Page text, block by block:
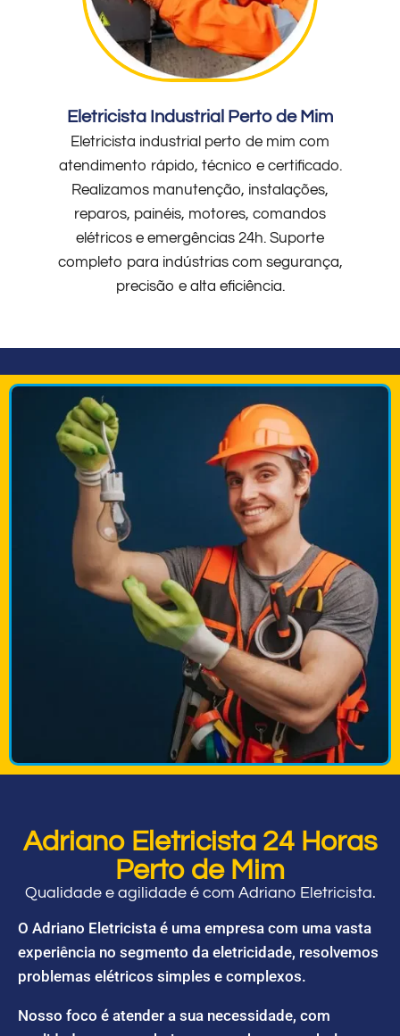
Eletricista Industrial Perto de Mim
Eletricista industrial perto de mim com
atendimento rápido, técnico e certificado.
Realizamos manutenção, instalações,
reparos, painéis, motores, comandos
elétricos e emergências 24h. Suporte
completo para indústrias com segurança,
precisão e alta eficiência.
Adriano Eletricista 24 Horas
Perto de Mim
Qualidade e agilidade é com Adriano Eletricista.
O Adriano Eletricista é uma empresa com uma vasta
experiência no segmento da eletricidade, resolvemos
problemas elétricos simples e complexos.
Nosso foco é atender a sua necessidade, com